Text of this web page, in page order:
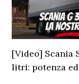
[Video] Scania
litri: potenza